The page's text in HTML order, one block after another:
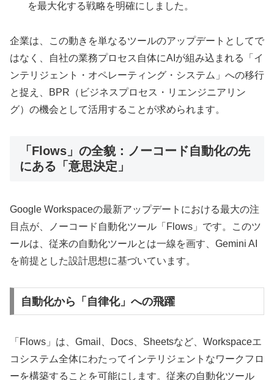
を最大化する戦略を明確にしました。
企業は、この動きを単なるツールのアップデートとしてで
はなく、自社の業務プロセス自体にAIが組み込まれる「イ
ンテリジェント・オペレーティング・システム」への移行
と捉え、BPR（ビジネスプロセス・リエンジニアリン
グ）の機会として活用することが求められます。
「Flows」の全貌：ノーコード自動化の先
にある「意思決定」
Google Workspaceの最新アップデートにおける最大の注
目点が、ノーコード自動化ツール「Flows」です。このツ
ールは、従来の自動化ツールとは一線を画す、Gemini AI
を前提とした設計思想に基づいています。
自動化から「自律化」への飛躍
「Flows」は、Gmail、Docs、Sheetsなど、Workspaceエ
コシステム全体にわたってインテリジェントなワークフロ
ーを構築することを可能にします。従来の自動化ツール